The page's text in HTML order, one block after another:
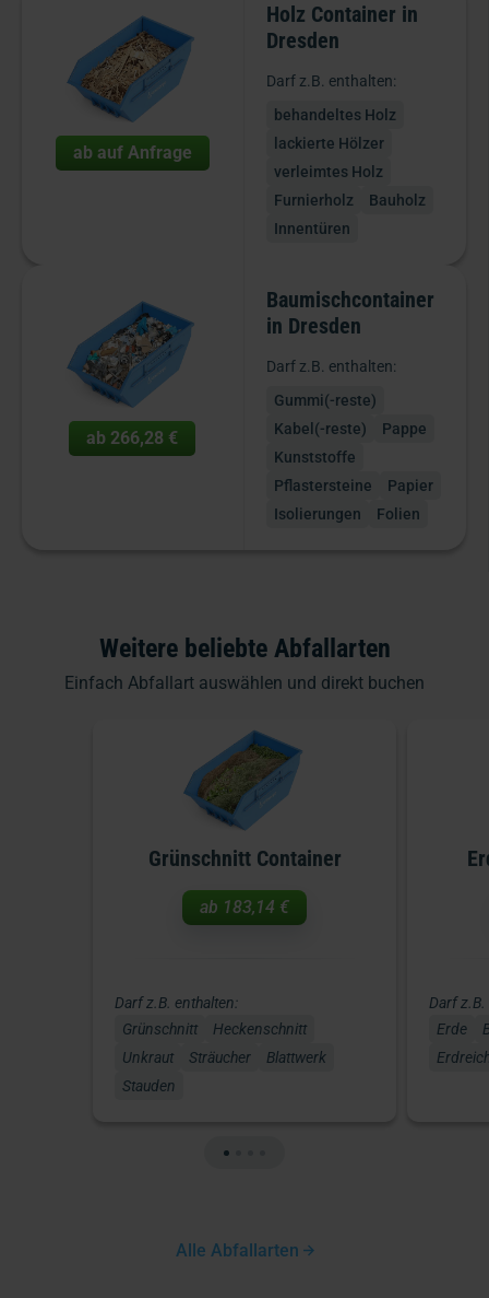
ab auf Anfrage
Holz Container in
Dresden
Darf z.B. enthalten:
behandeltes Holz
lackierte Hölzer
verleimtes Holz
Furnierholz
Bauholz
Innentüren
ab 266,28 €
Baumischcontainer
in Dresden
Darf z.B. enthalten:
Gummi(-reste)
Kabel(-reste)
Pappe
Kunststoffe
Pflastersteine
Papier
Isolierungen
Folien
Weitere beliebte Abfallarten
Einfach Abfallart auswählen und direkt buchen
Grünschnitt Container
ab 183,14 €
Darf z.B. enthalten:
Grünschnitt
Heckenschnitt
Unkraut
Sträucher
Blattwerk
Stauden
Darf
Erde
Alle Abfallarten